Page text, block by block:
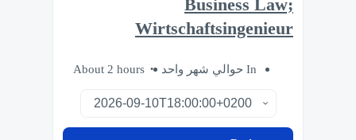
Business Law;
Wirtschaftsingenieur
In حوالي شهر واحد About 2 hours